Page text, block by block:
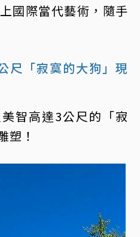
國際當代藝術，隨手
尺「寂寞的大狗」現
智高達3公尺的「寂
塑！